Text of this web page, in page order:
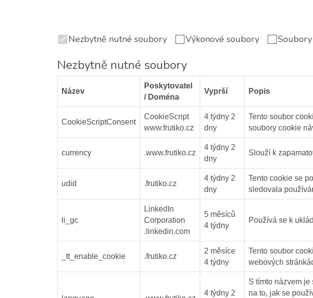
Nezbytně nutné soubory Výkonové soubory
Nezbytně nutné soubory
Název
Poskytovatel
/ Doména
Vyprší Popis
CookieScriptConsent
CookieScript
www.frutiko.cz
4 týdny 2
dny
Tento soubor
soubory cookie
currency .www.frutiko.cz
4 týdny 2
dny
Slouží k
udid .frutiko.cz
4 týdny 2
dny
Tento cookie se
sledovala
li_gc
LinkedIn
Corporation
.linkedin.com
5 měsíců
4 týdny
Používá se k
_tt_enable_cookie .frutiko.cz
2 měsíce
4 týdny
Tento soubor
webových
4 týdny 2
S tímto názvem
na to, jak se